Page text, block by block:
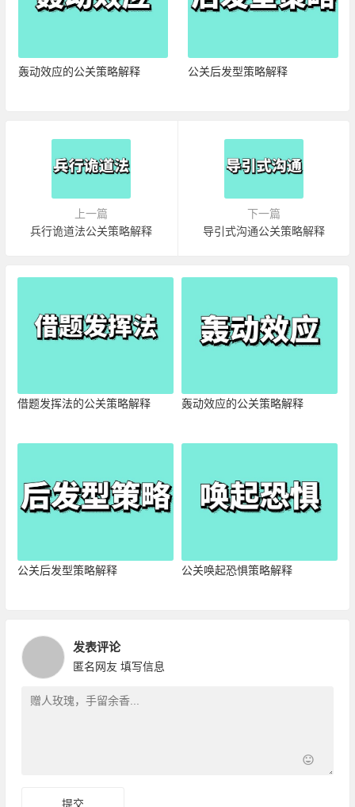
轰动效应的公关策略解释 公关后发型策略解释
上一篇
兵行诡道法公关策略解释
下一篇
导引式沟通公关策略解释
借题发挥法的公关策略解释 轰动效应的公关策略解释
公关后发型策略解释 公关唤起恐惧策略解释
发表评论
匿名网友 填写信息